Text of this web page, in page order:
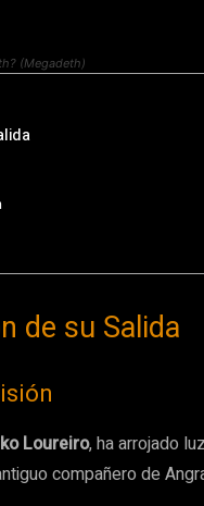
(Megadeth)
de su Salida
Loureiro, ha arrojado
compañero de